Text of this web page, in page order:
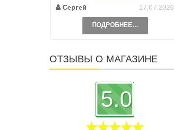
Сергей 17.07.2026
ПОДРОБНЕЕ...
ОТЗЫВЫ О МАГАЗИНЕ
5.0